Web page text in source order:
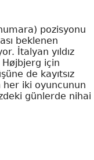
pozisyonu
beklenen
İtalyan yıldız
için
de kayıtsız
her iki oyuncunun
günlerde nihai